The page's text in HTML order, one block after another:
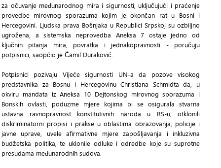
za očuvanje međunarodnog mira i sigurnosti, uključujući i praćenje
provedbe mirovnog sporazuma kojim je okončan rat u Bosni i
Hercegovini. Ljudska prava Bošnjaka u Republici Srpskoj su ozbiljno
ugrožena, a sistemska neprovedba Aneksa 7 ostaje jedno od
ključnih pitanja mira, povratka i jednakopravnosti - poručuju
potpisnici, saopćio je Ćamil Duraković.
Potpisnici pozivaju Vijeće sigurnosti UN-a da pozove visokog
predstavnika za Bosnu i Hercegovinu Christiana Schmidta da, u
okviru mandata iz Aneksa 10 Dejtonskog mirovnog sporazuma i
Bonskih ovlasti, poduzme mjere kojima bi se osigurala stvarna
ustavna ravnopravnost konstitutivnih naroda u RS-u, otklonili
diskriminatorni propisi i prakse u oblastima obrazovanja, policije i
javne uprave, uvele afirmativne mjere zapošljavanja i inkluzivna
budžetska politika, te uklonile odluke i odredbe koje su suprotne
presudama međunarodnih sudova.